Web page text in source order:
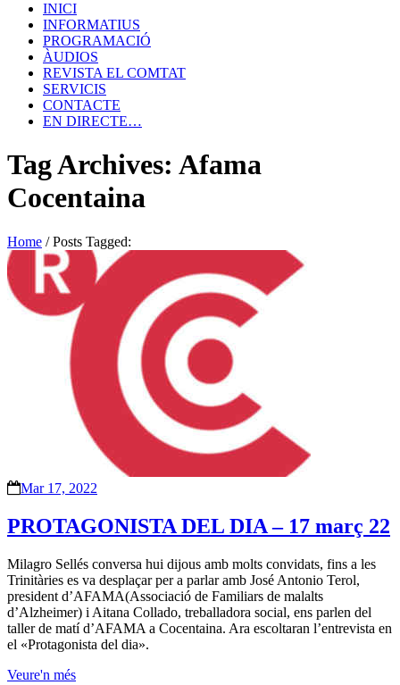
INICI
INFORMATIUS
PROGRAMACIÓ
ÀUDIOS
REVISTA EL COMTAT
SERVICIS
CONTACTE
EN DIRECTE…
Tag Archives: Afama
Cocentaina
Home /Posts Tagged:
Mar 17, 2022
PROTAGONISTA DEL DIA – 17 març 22
Milagro Sellés conversa hui dijous amb molts convidats, fins a les
Trinitàries es va desplaçar per a parlar amb José Antonio Terol,
president d’AFAMA(Associació de Familiars de malalts
d’Alzheimer) i Aitana Collado, treballadora social, ens parlen del
taller de matí d’AFAMA a Cocentaina. Ara escoltaran l’entrevista en
el «Protagonista del dia».
Veure'n més